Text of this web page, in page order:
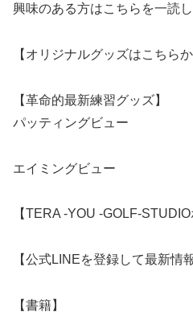
興味のある方はこちらを一読
【オリジナルグッズはこちらか
【革命的最新練習グッズ】
パッティングビュー
エイミングビュー
【TERA -YOU -GOLF-STUDIO
【公式LINEを登録して最新情
【書籍】